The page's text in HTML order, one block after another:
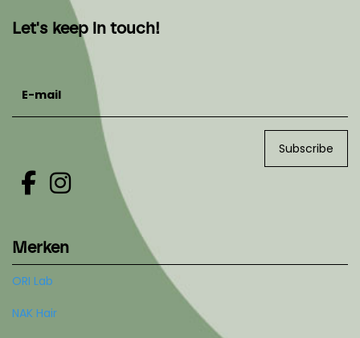
Let's keep in touch!
Subscribe
Merken
ORI Lab
NAK Hair